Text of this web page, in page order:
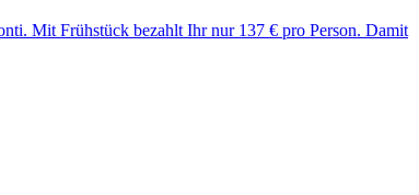
Mit Frühstück bezahlt Ihr nur 137 € pro Person. Damit